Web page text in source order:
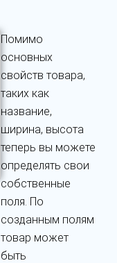
Помимо
основных
свойств товара,
таких как
название,
ширина, высота
теперь вы можете
определять свои
собственные
поля. По
созданным полям
товар может
быть